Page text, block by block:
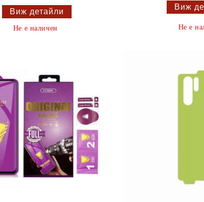
Виж детайли
Не е наличен
Виж
Не е